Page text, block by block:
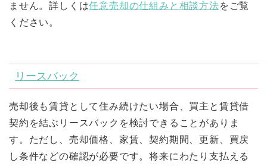
ません。詳しくは任意売却の仕組みと相談方法をご覧
ください。
リースバック
売却後も賃貸として住み続けたい場合、買主と賃貸借
契約を結ぶリースバックを検討できることがありま
す。ただし、売却価格、家賃、契約期間、更新、買戻
し条件などの確認が必要です。将来にわたり支払える